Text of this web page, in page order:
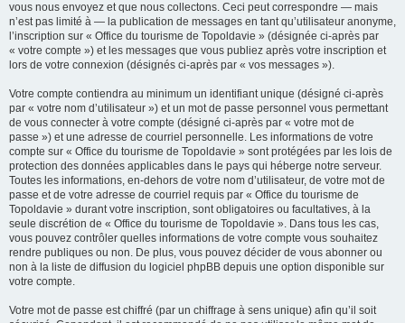
vous nous envoyez et que nous collectons. Ceci peut correspondre — mais
n’est pas limité à — la publication de messages en tant qu’utilisateur anonyme,
l’inscription sur « Office du tourisme de Topoldavie » (désignée ci-après par
« votre compte ») et les messages que vous publiez après votre inscription et
lors de votre connexion (désignés ci-après par « vos messages »).
Votre compte contiendra au minimum un identifiant unique (désigné ci-après
par « votre nom d’utilisateur ») et un mot de passe personnel vous permettant
de vous connecter à votre compte (désigné ci-après par « votre mot de
passe ») et une adresse de courriel personnelle. Les informations de votre
compte sur « Office du tourisme de Topoldavie » sont protégées par les lois de
protection des données applicables dans le pays qui héberge notre serveur.
Toutes les informations, en-dehors de votre nom d’utilisateur, de votre mot de
passe et de votre adresse de courriel requis par « Office du tourisme de
Topoldavie » durant votre inscription, sont obligatoires ou facultatives, à la
seule discrétion de « Office du tourisme de Topoldavie ». Dans tous les cas,
vous pouvez contrôler quelles informations de votre compte vous souhaitez
rendre publiques ou non. De plus, vous pouvez décider de vous abonner ou
non à la liste de diffusion du logiciel phpBB depuis une option disponible sur
votre compte.
Votre mot de passe est chiffré (par un chiffrage à sens unique) afin qu’il soit